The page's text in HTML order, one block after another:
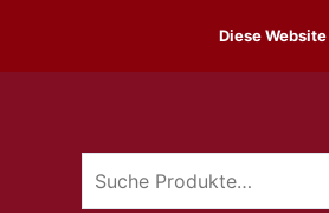
springen Suchen
Diese